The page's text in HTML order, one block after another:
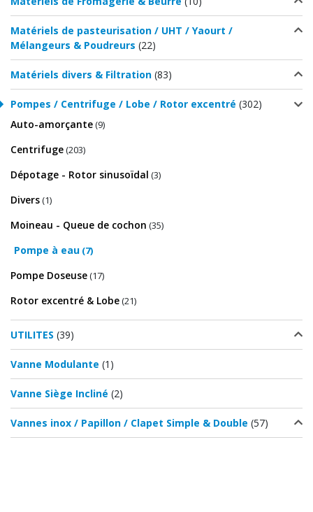
Matériels de pasteurisation / UHT / Yaourt /
Mélangeurs & Poudreurs (22)
Matériels divers & Filtration (83)
Pompes / Centrifuge / Lobe / Rotor excentré (302)
Auto-amorçante(9)
Centrifuge(203)
Dépotage - Rotor sinusoïdal (3)
Divers(1)
Moineau - Queue de cochon (35)
Pompe à eau (7)
Pompe Doseuse(17)
Rotor excentré & Lobe(21)
UTILITES (39)
Vanne Modulante (1)
Vanne Siège Incliné (2)
Vannes inox / Papillon / Clapet Simple & Double (57)